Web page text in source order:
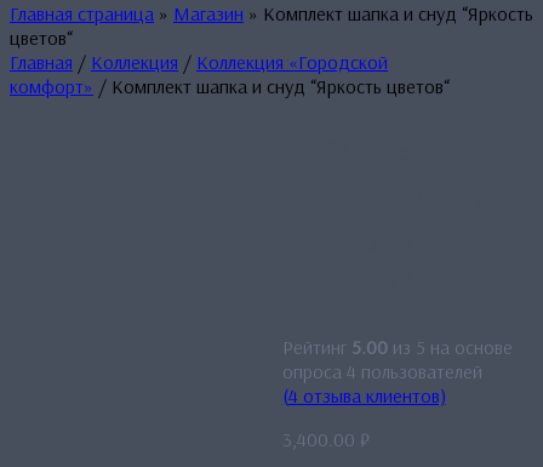
Главная страница » Магазин » Комплект шапка и снуд “Яркость
цветов“
Главная / Коллекция / Коллекция «Городской
комфорт» / Комплект шапка и снуд “Яркость цветов“
Рейтинг 5.00из 5 на основе
опроса 4 пользователей
(4 отзыва клиентов)
3,400.00 ₽